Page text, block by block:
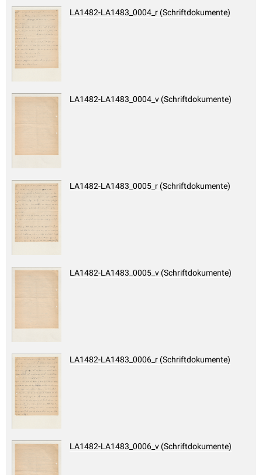
LA1482-LA1483_0004_r (Schriftdokumente)
LA1482-LA1483_0004_v (Schriftdokumente)
LA1482-LA1483_0005_r (Schriftdokumente)
LA1482-LA1483_0005_v (Schriftdokumente)
LA1482-LA1483_0006_r (Schriftdokumente)
LA1482-LA1483_0006_v (Schriftdokumente)